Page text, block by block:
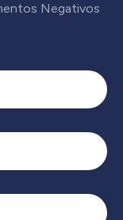
Negativos